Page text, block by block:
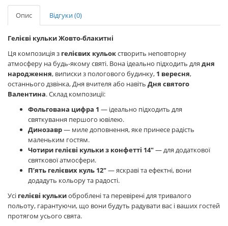
Опис Відгуки (0)
Гелієві кульки Жовто-блакитні
Ця композиція з гелієвих кульокстворить неповторну
атмосферу на будь-якому святі. Вона ідеально підходить для дня
народження, виписки з пологового будинку, 1 вересня,
останнього дзвінка, Дня вчителя або навіть Дня святого
Валентина. Склад композиції:
Фольгована цифра 1 — ідеально підходить для
святкування першого ювілею.
Динозавр— миле доповнення, яке принесе радість
маленьким гостям.
Чотири гелієві кульки з конфетті 14"— для додаткової
святкової атмосфери.
П’ять гелієвих куль 12"— яскраві та ефектні, вони
додадуть кольору та радості.
Усі гелієві кулькиоброблені та перевірені для тривалого
польоту, гарантуючи, що вони будуть радувати вас і ваших гостей
протягом усього свята.